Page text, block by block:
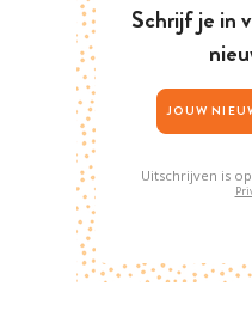
Schrijf je in
Uitschrijven is